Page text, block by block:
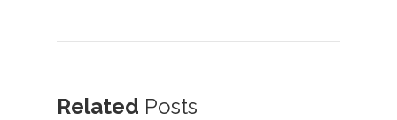
Related Posts